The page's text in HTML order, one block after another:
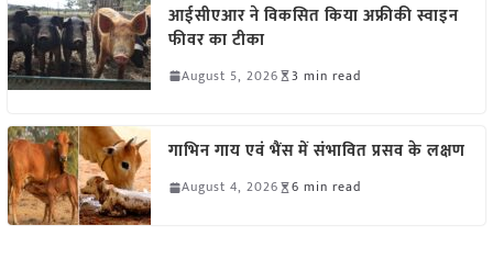
आईसीएआर ने विकसित किया अफ्रीकी स्वाइन
फीवर का टीका
August 5, 2026 3 min read
गाभिन गाय एवं भैंस में संभावित प्रसव के लक्षण
August 4, 2026 6 min read